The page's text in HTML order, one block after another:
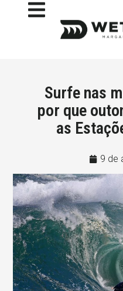
Surfe nas
por que
as
9 de